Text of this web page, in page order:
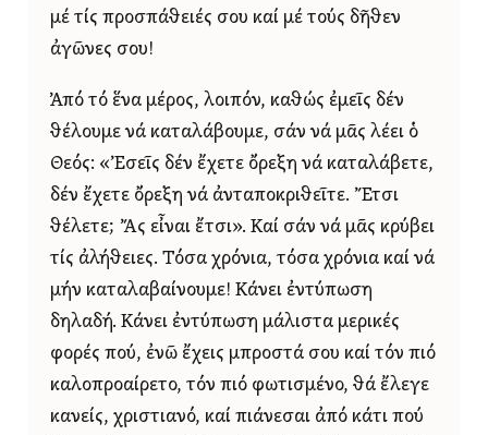
μέ τίς προσπάθειές σου καί μέ τούς δῆθεν
ἀγῶνες σου!
Ἀπό τό ἕνα μέρος, λοιπόν, καθώς ἐμεῖς δέν
θέλουμε νά καταλάβουμε, σάν νά μᾶς λέει ὁ
Θεός: «Ἐσεῖς δέν ἔχετε ὄρεξη νά καταλάβετε,
δέν ἔχετε ὄρεξη νά ἀνταποκριθεῖτε. Ἔτσι
θέλετε; Ἄς εἶναι ἔτσι». Καί σάν νά μᾶς κρύβει
τίς ἀλήθειες. Τόσα χρόνια, τόσα χρόνια καί νά
μήν καταλαβαίνουμε! Κάνει ἐντύπωση
δηλαδή. Κάνει ἐντύπωση μάλιστα μερικές
φορές πού, ἐνῶ ἔχεις μπροστά σου καί τόν πιό
καλοπροαίρετο, τόν πιό φωτισμένο, θά ἔλεγε
κανείς, χριστιανό, καί πιάνεσαι ἀπό κάτι πού